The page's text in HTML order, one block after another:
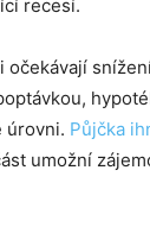
recesí.
očekávají
úrovni. Půjčka
umožní